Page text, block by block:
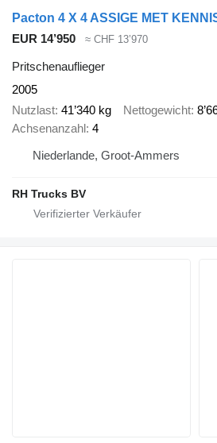
Pacton 4 X 4 ASSIGE MET
EUR 14’950
≈ CHF 13’970
Pritschenauflieger
2005
Nutzlast 41’340 kg Nettogewicht
Achsenanzahl 4
Niederlande, Groot-Ammers
RH Trucks BV